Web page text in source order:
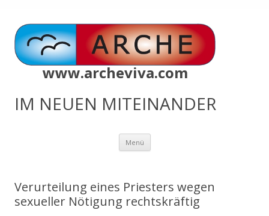
www.archeviva.com
IM NEUEN MITEINANDER
Menü Zum
springen
Verurteilung eines Priesters wegen
sexueller Nötigung rechtskräftig